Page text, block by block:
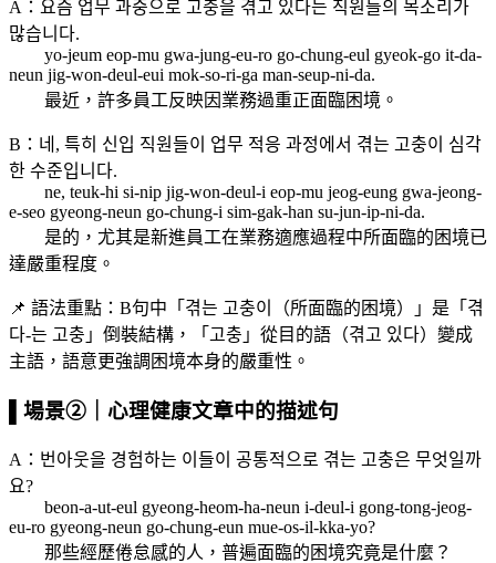
A：요즘 업무 과중으로 고충을 겪고 있다는 직원들의 목소리가
많습니다.
yo-jeum eop-mu gwa-jung-eu-ro go-chung-eul gyeok-go it-da-
neun jig-won-deul-eui mok-so-ri-ga man-seup-ni-da.
最近，許多員工反映因業務過重正面臨困境。
B：네, 특히 신입 직원들이 업무 적응 과정에서 겪는 고충이 심각
한 수준입니다.
ne, teuk-hi si-nip jig-won-deul-i eop-mu jeog-eung gwa-jeong-
e-seo gyeong-neun go-chung-i sim-gak-han su-jun-ip-ni-da.
是的，尤其是新進員工在業務適應過程中所面臨的困境已
達嚴重程度。
📌 語法重點：B句中「겪는 고충이（所面臨的困境）」是「겪
다-는 고충」倒裝結構，「고충」從目的語（겪고 있다）變成
主語，語意更強調困境本身的嚴重性。
▌場景②｜心理健康文章中的描述句
A：번아웃을 경험하는 이들이 공통적으로 겪는 고충은 무엇일까
요?
beon-a-ut-eul gyeong-heom-ha-neun i-deul-i gong-tong-jeog-
eu-ro gyeong-neun go-chung-eun mue-os-il-kka-yo?
那些經歷倦怠感的人，普遍面臨的困境究竟是什麼？